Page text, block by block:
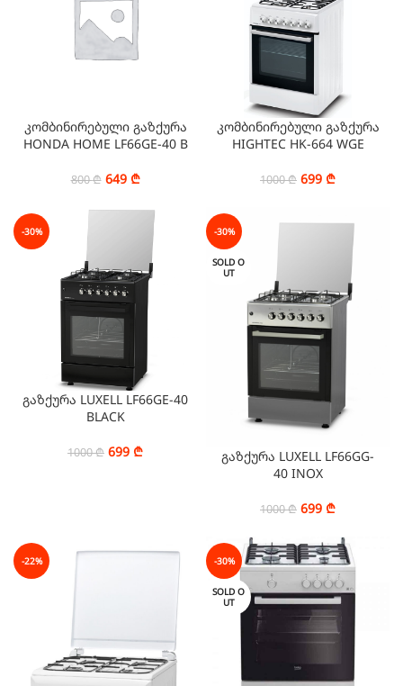
კომბინირებული გაზქურა
HONDA HOME LF66GE-40 B
800₾ 649 ₾
კომბინირებული გაზქურა
HIGHTEC HK-664 WGE
1000₾ 699 ₾
-30%
გაზქურა LUXELL LF66GE-40
BLACK
1000₾ 699 ₾
-30%
SOLD O
UT
გაზქურა LUXELL LF66GG-
40 INOX
1000₾ 699 ₾
-22% -30%
SOLD O
UT